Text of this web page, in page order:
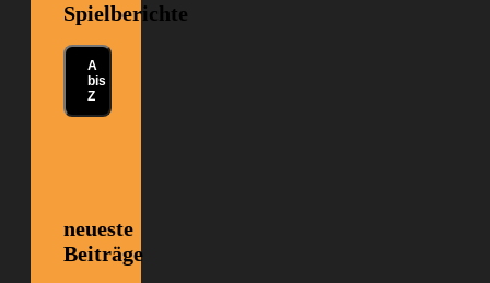
Spielberichte
A
bis
Z
neueste
Beiträge